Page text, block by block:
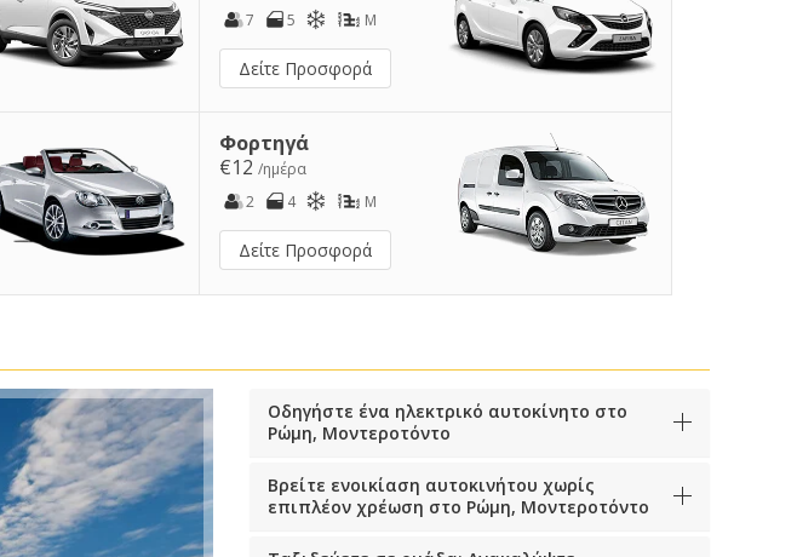
7
5 M
Δείτε Προσφορά
Φορτηγά
€12 /ημέρα
2
4 M
Δείτε Προσφορά
Οδηγήστε ένα ηλεκτρικό αυτοκίνητο στο
Ρώμη, Μοντεροτόντο
Βρείτε ενοικίαση αυτοκινήτου χωρίς
επιπλέον χρέωση στο Ρώμη, Μοντεροτόντο